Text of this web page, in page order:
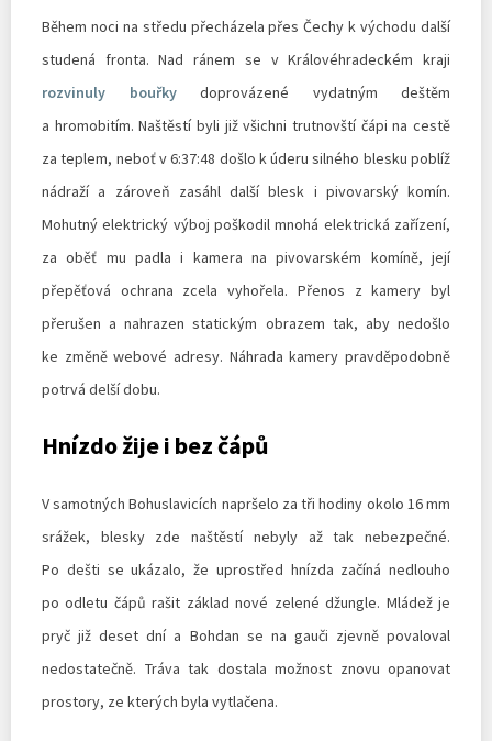
Během noci na středu přecházela přes Čechy k východu další
studená fronta. Nad ránem se v Královéhradeckém kraji
rozvinuly bouřkydoprovázené vydatným deštěm
a hromobitím. Naštěstí byli již všichni trutnovští čápi na cestě
za teplem, neboť v 6:37:48 došlo k úderu silného blesku poblíž
nádraží a zároveň zasáhl další blesk i pivovarský komín.
Mohutný elektrický výboj poškodil mnohá elektrická zařízení,
za oběť mu padla i kamera na pivovarském komíně, její
přepěťová ochrana zcela vyhořela. Přenos z kamery byl
přerušen a nahrazen statickým obrazem tak, aby nedošlo
ke změně webové adresy. Náhrada kamery pravděpodobně
potrvá delší dobu.
Hnízdo žije i bez čápů
V samotných Bohuslavicích napršelo za tři hodiny okolo 16 mm
srážek, blesky zde naštěstí nebyly až tak nebezpečné.
Po dešti se ukázalo, že uprostřed hnízda začíná nedlouho
po odletu čápů rašit základ nové zelené džungle. Mládež je
pryč již deset dní a Bohdan se na gauči zjevně povaloval
nedostatečně. Tráva tak dostala možnost znovu opanovat
prostory, ze kterých byla vytlačena.